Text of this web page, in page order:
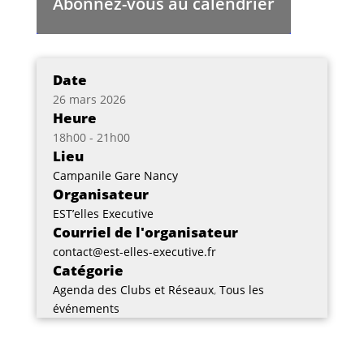
Date
26 mars 2026
Heure
18h00 - 21h00
Lieu
Campanile Gare Nancy
Organisateur
EST’elles Executive
Courriel de l'organisateur
contact@est-elles-executive.fr
Catégorie
Agenda des Clubs et Réseaux, Tous les
événements